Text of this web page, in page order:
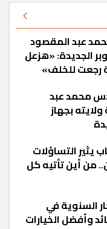
عبد المقصود
الجديدة: «هزعل
رجعت للخلف»
محمد عبد
بجهاز
التساؤلات
من أين تأتيه كل
السنوية في
وأفضل الخيارات